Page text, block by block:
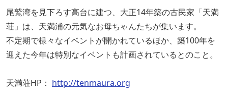
尾鷲湾を見下ろす高台に建つ、大正14年築の古民家「天満
荘」は、天満浦の元気なお母ちゃんたちが集います。
不定期で様々なイベントが開かれているほか、築100年を
迎えた今年は特別なイベントも計画されているとのこと。
天満荘HP： http://tenmaura.org